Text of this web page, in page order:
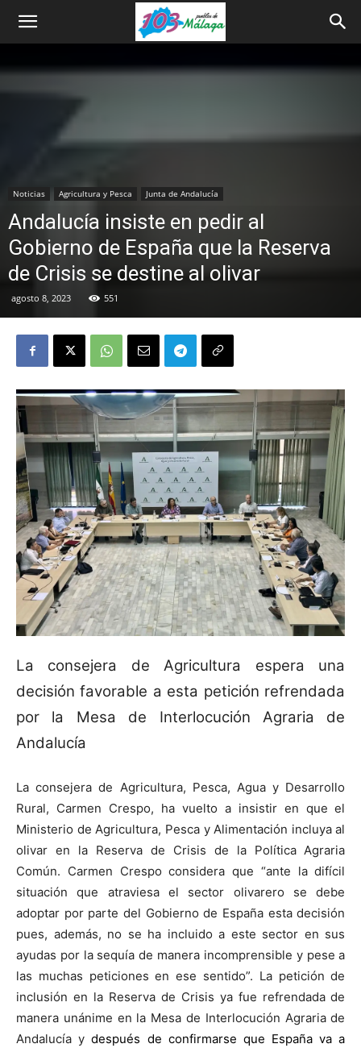
Noticias Agricultura y Pesca Junta de Andalucía
Andalucía insiste en pedir al
Gobierno de España que la Reserva
de Crisis se destine al olivar
agosto 8, 2023 551
La consejera de Agricultura espera una
decisión favorable a esta petición refrendada
por la Mesa de Interlocución Agraria de
Andalucía
La consejera de Agricultura, Pesca, Agua y Desarrollo
Rural, Carmen Crespo, ha vuelto a insistir en que el
Ministerio de Agricultura, Pesca y Alimentación incluya al
olivar en la Reserva de Crisis de la Política Agraria
Común. Carmen Crespo considera que “ante la difícil
situación que atraviesa el sector olivarero se debe
adoptar por parte del Gobierno de España esta decisión
pues, además, no se ha incluido a este sector en sus
ayudas por la sequía de manera incomprensible y pese a
las muchas peticiones en ese sentido”. La petición de
inclusión en la Reserva de Crisis ya fue refrendada de
manera unánime en la Mesa de Interlocución Agraria de
Andalucía y después de confirmarse que España va a